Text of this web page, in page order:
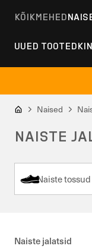
KÕIKMEHED
UUED TOOTED
Naised
NAISTE
Naiste tossud
Naiste jalatsid